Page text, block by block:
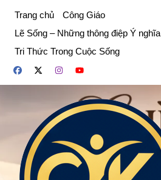
phần
dung
Trang chủ
Công Giáo
Lẽ Sống – Những thông điệp Ý nghĩa
Tri Thức Trong Cuộc Sống